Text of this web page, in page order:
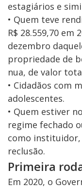
estagiários e
• Quem teve
R$ 28.559,70 em
dezembro
propriedade de
nua, de valor
• Cidadãos com
adolescentes.
• Quem estiver
regime fechado
como instituidor,
reclusão.
Primeira
Em 2020, o